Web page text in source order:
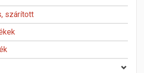
szárított